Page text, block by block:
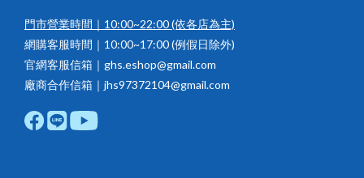
門市營業時間｜10:00~22:00(依各店為主)
網購客服時間｜10:00~17:00 (例假日除外)
官網客服信箱｜ghs.eshop@gmail.com
廠商合作信箱｜jhs97372104@gmail.com